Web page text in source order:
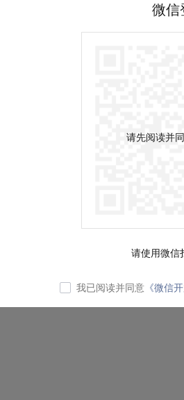
微信
请先阅读并
请使用微信
我已阅读并同意 《微信